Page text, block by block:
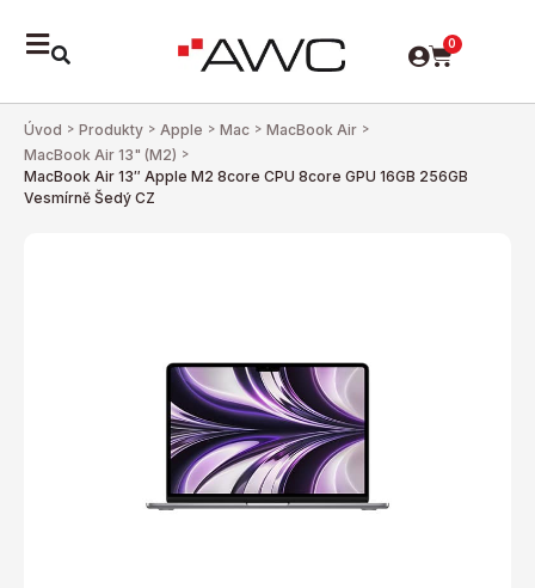
0
Úvod > Produkty > Apple > Mac > MacBook Air >
MacBook Air 13" (M2) >
MacBook Air 13″ Apple M2 8core CPU 8core GPU 16GB 256GB
Vesmírně Šedý CZ